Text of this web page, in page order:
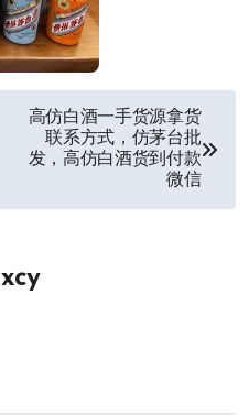
高仿白酒一手货源拿货
联系方式，仿茅台批
发，高仿白酒货到付款
微信
xcy